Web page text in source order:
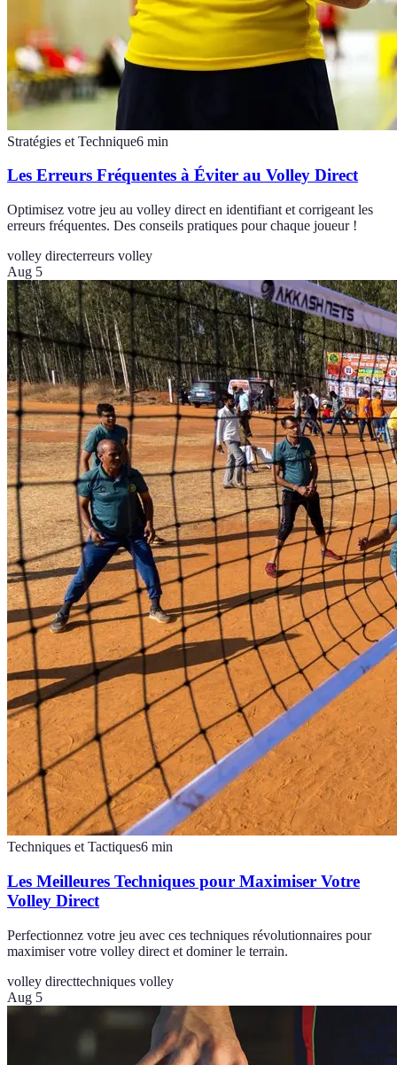
Stratégies et Technique6 min
Les Erreurs Fréquentes à Éviter au Volley Direct
Optimisez votre jeu au volley direct en identifiant et corrigeant les
erreurs fréquentes. Des conseils pratiques pour chaque joueur !
volley directerreurs volley
Aug 5
Techniques et Tactiques6 min
Les Meilleures Techniques pour Maximiser Votre
Volley Direct
Perfectionnez votre jeu avec ces techniques révolutionnaires pour
maximiser votre volley direct et dominer le terrain.
volley directtechniques volley
Aug 5